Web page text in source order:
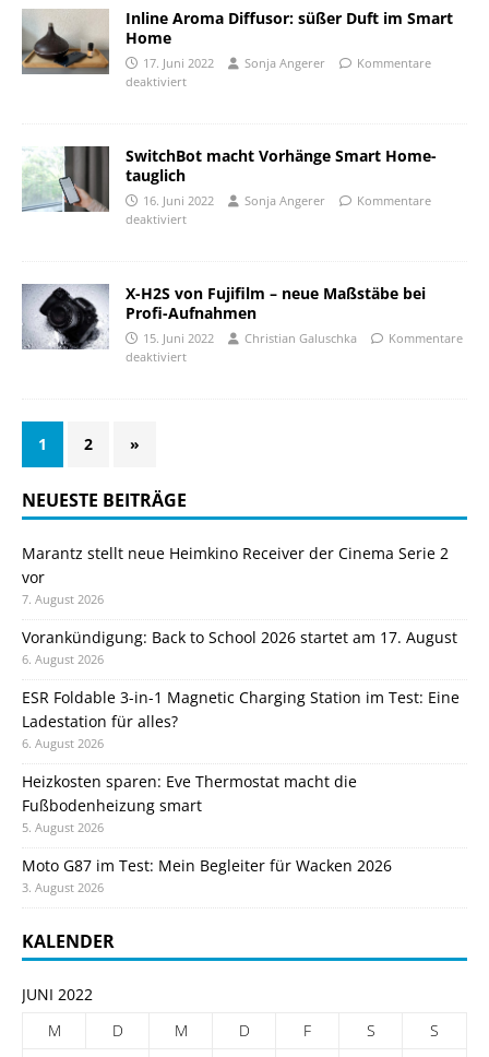
Inline Aroma Diffusor: süßer Duft im Smart
Home
17. Juni 2022 Sonja Angerer
Kommentare
deaktiviert
SwitchBot macht Vorhänge Smart Home-
tauglich
16. Juni 2022 Sonja Angerer
Kommentare
deaktiviert
X-H2S von Fujifilm – neue Maßstäbe bei
Profi-Aufnahmen
15. Juni 2022 Christian Galuschka
Kommentare
deaktiviert
1 2 »
NEUESTE BEITRÄGE
Marantz stellt neue Heimkino Receiver der Cinema Serie 2
vor
7. August 2026
Vorankündigung: Back to School 2026 startet am 17. August
6. August 2026
ESR Foldable 3-in-1 Magnetic Charging Station im Test: Eine
Ladestation für alles?
6. August 2026
Heizkosten sparen: Eve Thermostat macht die
Fußbodenheizung smart
5. August 2026
Moto G87 im Test: Mein Begleiter für Wacken 2026
3. August 2026
KALENDER
JUNI 2022
M
D M D F S
S